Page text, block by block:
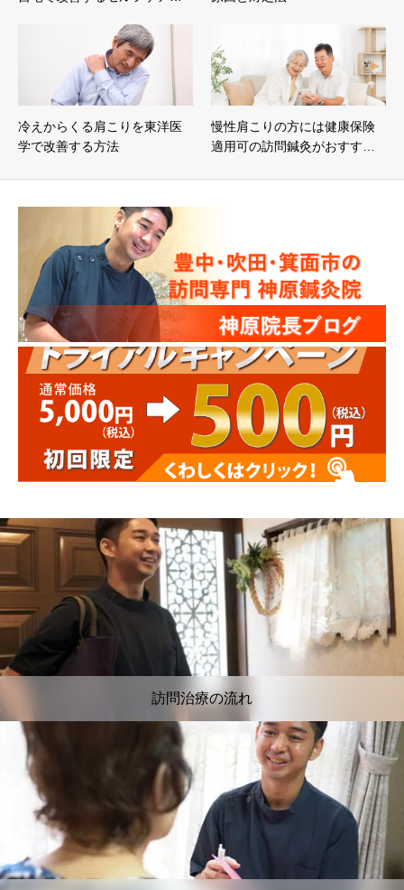
冷えからくる肩こりを東洋医
学で改善する方法
慢性肩こりの方には健康保険
適用可の訪問鍼灸がおすす…
訪問治療の流れ